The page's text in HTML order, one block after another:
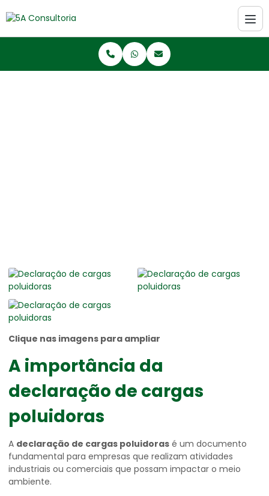
Clique nas imagens para ampliar
A importância da
declaração de cargas
poluidoras
A declaração de cargas poluidoras é um documento
fundamental para empresas que realizam atividades
industriais ou comerciais que possam impactar o meio
ambiente.